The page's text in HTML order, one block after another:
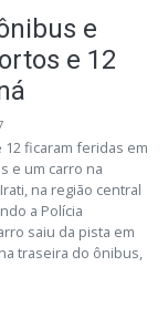
e
e 12
ficaram feridas em
e um carro na
na região central
a Polícia
saiu da pista em
traseira do ônibus,